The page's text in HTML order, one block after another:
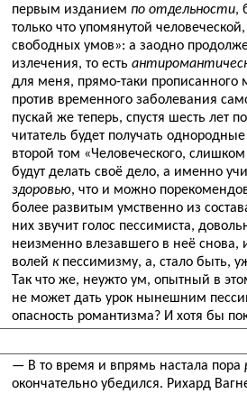
первым изданием по отдельности,
только что упомянутой
свободных умов»: а заодно
излечения, то есть
для меня, прямо-таки
против временного заболевания
пускай же теперь, спустя шесть лет
читатель будет получать
второй том «Человеческого,
будут делать своё дело, а именно
здоровью, что и можно
более развитым умственно из
них звучит голос пессимиста,
неизменно влезавшего в неё
волей кпессимизму, а, стало быть,
Так что же, неужто ум, опытный в
не может дать урок нынешним
опасность романтизма? И хотя бы
— В то время и впрямь настала пора
окончательно убедился. Рихард